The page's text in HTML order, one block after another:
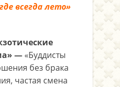
всегда лето»
— «Буддисты
без брака
частая смена